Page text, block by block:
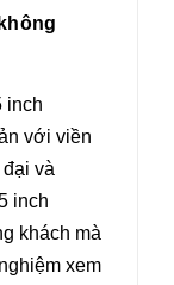
inch
với viền
và
inch
khách mà
xem